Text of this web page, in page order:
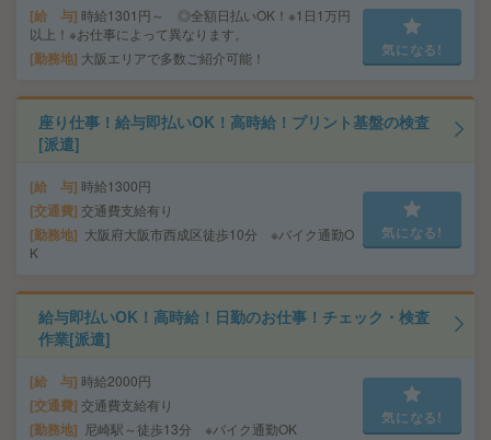
給 与 時給1301円～ ◎全額日払いOK！※1日1万円
以上！※お仕事によって異なります。
勤務地 大阪エリアで多数ご紹介可能！ 気になる!
座り仕事！給与即払いOK！高時給！プリント基盤の検査
[派遣]
給 与 時給1300円
交通費 交通費支給有り
勤務地
大阪府大阪市西成区徒歩10分 ※バイク通勤O
K
気になる!
給与即払いOK！高時給！日勤のお仕事！チェック・検査
作業[派遣]
給 与 時給2000円
交通費 交通費支給有り
勤務地 尼崎駅～徒歩13分 ※バイク通勤OK
気になる!